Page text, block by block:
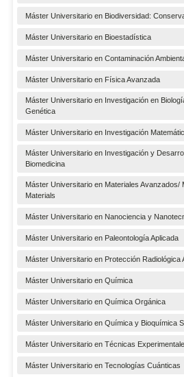
Máster Universitario en Biodiversidad:
Máster Universitario en Bioestadística
Máster Universitario en Contaminación
Máster Universitario en Física Avanzada
Máster Universitario en Investigación en
Genética
Máster Universitario en Investigación
Máster Universitario en Investigación y
Biomedicina
Máster Universitario en Materiales Avanzados/
Materials
Máster Universitario en Nanociencia y
Máster Universitario en Paleontología Aplicada
Máster Universitario en Protección Radiológica
Máster Universitario en Química
Máster Universitario en Química Orgánica
Máster Universitario en Química y Bioquímica
Máster Universitario en Técnicas
Máster Universitario en Tecnologías Cuánticas